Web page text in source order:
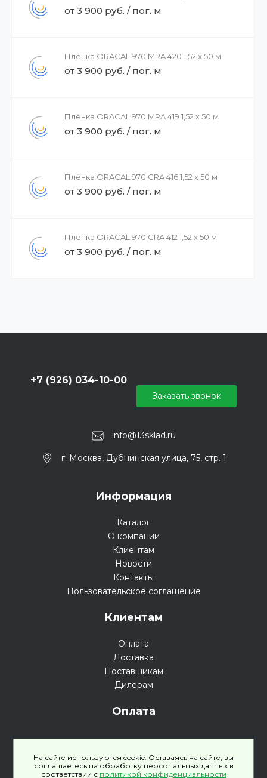
от 3 900 руб. / пог. м
Плёнка ORACAL 970 MRA 420 1,52 x 50 м
от 3 900 руб. / пог. м
Плёнка ORACAL 970 MRA 419 1,52 x 50 м
от 3 900 руб. / пог. м
Плёнка ORACAL 970 GRA 416 1,52 x 50 м
от 3 900 руб. / пог. м
Плёнка ORACAL 970 GRA 412 1,52 x 50 м
от 3 900 руб. / пог. м
info@13sklad.ru
+7 (926) 034-10-00
г. Москва, Дубнинская улица, 75, стр. 1
Заказать звонок
Информация
Каталог
О компании
Клиентам
Новости
Контакты
Пользовательское соглашение
Клиентам
Оплата
Доставка
Поставщикам
Дилерам
Оплата
Политика конфиденциальности
На сайте используются cookie. Оставаясь на сайте, вы
соглашаетесь на обработку персональных данных в
соответствии с политикой конфиденциальности